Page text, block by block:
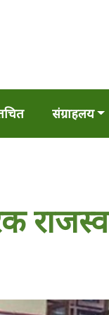
संग्राहलय
राजस्व